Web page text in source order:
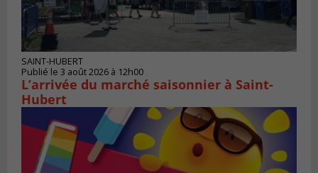
SAINT-HUBERT
Publié le 3 août 2026 à 12h00
L’arrivée du marché saisonnier à Saint-
Hubert